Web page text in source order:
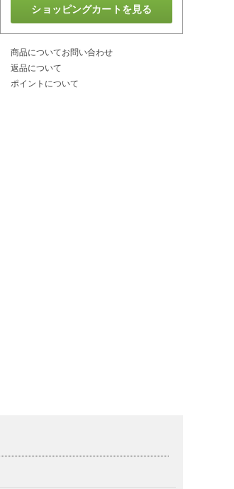
ショッピングカートを見る
商品についてお問い合わせ
返品について
ポイントについて